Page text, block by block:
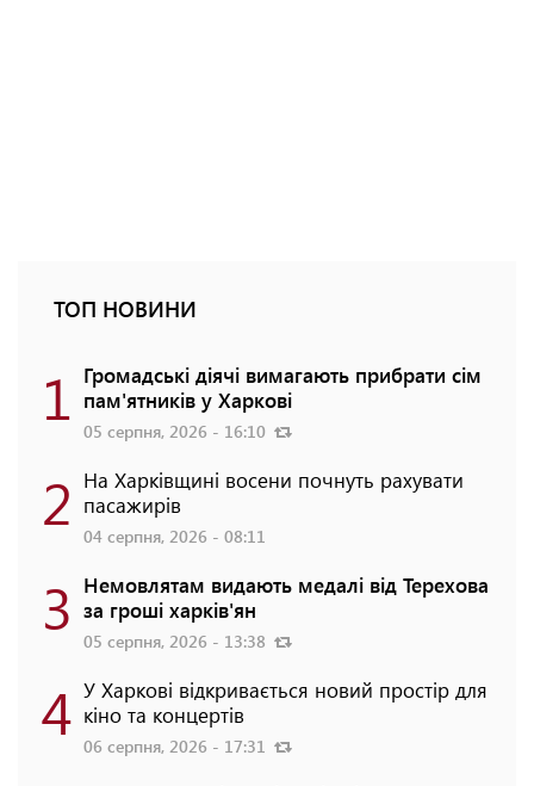
ТОП НОВИНИ
1 Громадські діячі вимагають прибрати сім
пам'ятників у Харкові
05 серпня, 2026 - 16:10
2 На Харківщині восени почнуть рахувати
пасажирів
04 серпня, 2026 - 08:11
3 Немовлятам видають медалі від Терехова
за гроші харків'ян
05 серпня, 2026 - 13:38
4 У Харкові відкривається новий простір для
кіно та концертів
06 серпня, 2026 - 17:31